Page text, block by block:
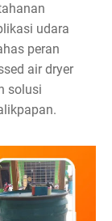
udara
peran
air dryer
solusi